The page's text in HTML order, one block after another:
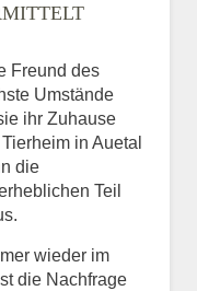
das
Freund des
Umstände
ihr Zuhause
in Auetal
die
Teil
wieder im
die Nachfrage